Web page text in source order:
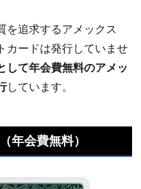
を追求するアメックス
カードは発行していませ
して年会費無料のアメッ
しています。
年会費無料）